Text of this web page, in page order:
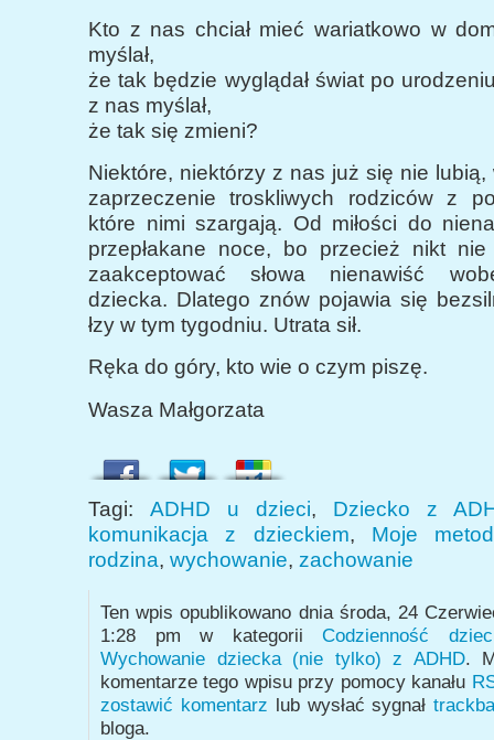
Kto z nas chciał mieć wariatkowo w
myślał,
że tak będzie wyglądał świat po
z nas myślał,
że tak się zmieni?
Niektóre, niektórzy z nas już się nie
zaprzeczenie troskliwych rodziców z
które nimi szargają. Od miłości do
przepłakane noce, bo przecież nikt
zaakceptować słowa nienawiść
dziecka. Dlatego znów pojawia się
łzy w tym tygodniu. Utrata sił.
Ręka do góry, kto wie o czym piszę.
Wasza Małgorzata
Tagi: ADHD u dzieci, Dziecko z
komunikacja z dzieckiem, Moje
rodzina, wychowanie, zachowanie
Ten wpis opublikowano dnia środa, 24
1:28 pm w kategoriiCodzienność
Wychowanie dziecka (nie tylko) z ADHD.
komentarze tego wpisu przy pomocy kanału
zostawić komentarz lub wysłać sygnał
bloga.